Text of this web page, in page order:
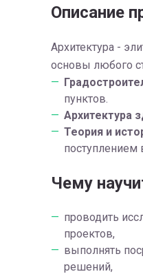
Описание
Архитектура -
основы любого
пунктов.
Архитектура
Теория и
поступлением
Чему
проводить
проектов,
выполнять
решений,